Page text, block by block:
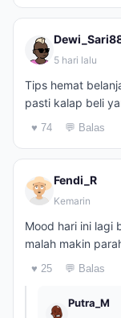
5 hari lalu
Tips hemat
pasti kalap beli
♥ 74 💬 Balas
Fendi_R
Kemarin
Mood hari ini lagi
malah makin
♥ 25 💬 Balas
Putra_M